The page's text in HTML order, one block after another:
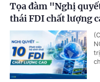
Tọa đàm "Nghị
thái FDI chất lượng